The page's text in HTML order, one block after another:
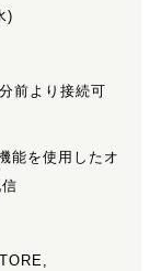
)
前より接続可
能を使用したオ